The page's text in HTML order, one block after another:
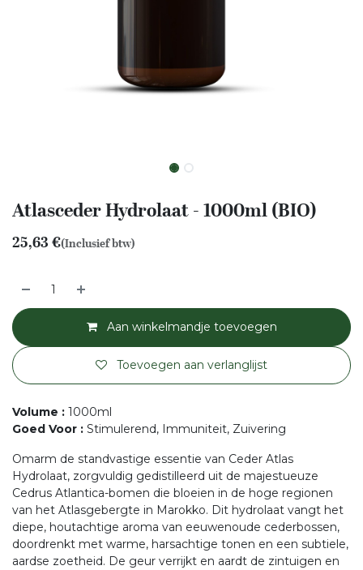
Atlasceder Hydrolaat - 1000ml (BIO)
25,63€(Inclusief btw)
Aan winkelmandje toevoegen
Toevoegen aan verlanglijst
Volume : 1000ml
Goed Voor : Stimulerend, Immuniteit, Zuivering
Omarm de standvastige essentie van Ceder Atlas
Hydrolaat, zorgvuldig gedistilleerd uit de majestueuze
Cedrus Atlantica-bomen die bloeien in de hoge regionen
van het Atlasgebergte in Marokko. Dit hydrolaat vangt het
diepe, houtachtige aroma van eeuwenoude cederbossen,
doordrenkt met warme, harsachtige tonen en een subtiele,
aardse zoetheid. De geur verrijkt en aardt de zintuigen en